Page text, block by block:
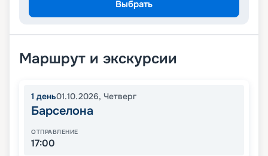
Выбрать
Маршрут и экскурсии
1 день01.10.2026, Четверг
Барселона
ОТПРАВЛЕНИЕ
17:00